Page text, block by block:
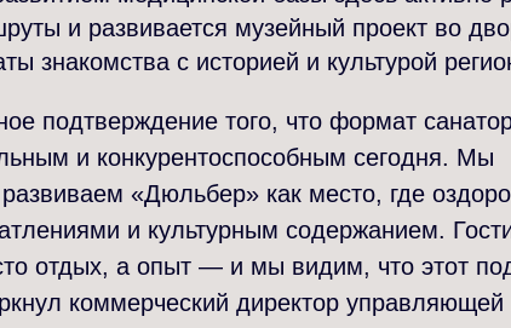
и развивается музейный проект во
знакомства с историей и культурой
подтверждение того, что формат
и конкурентоспособным сегодня. Мы
«Дюльбер» как место, где
и культурным содержанием.
отдых, а опыт — и мы видим, что этот
коммерческий директор управляющей